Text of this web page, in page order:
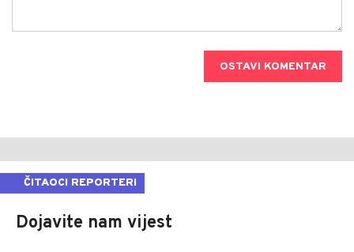
OSTAVI KOMENTAR
ČITAOCI REPORTERI
Dojavite nam vijest